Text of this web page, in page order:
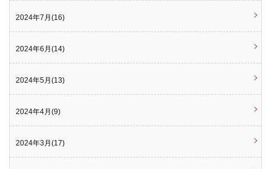
2024年7月(16)
2024年6月(14)
2024年5月(13)
2024年4月(9)
2024年3月(17)